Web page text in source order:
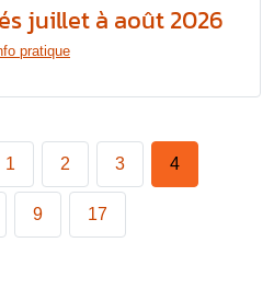
juillet à août 2026
pratique
1 2 3 4
9 17